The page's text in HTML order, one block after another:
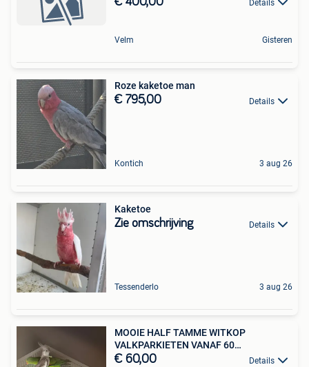
Details
Velm Gisteren
Roze kaketoe man
€ 795,00 Details
Kontich 3 aug 26
Kaketoe
Zie omschrijving Details
Tessenderlo 3 aug 26
MOOIE HALF TAMME WITKOP
VALKPARKIETEN VANAF 60
EURO/VOGEL
€ 60,00 Details